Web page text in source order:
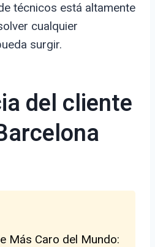
técnicos está altamente
cualquier
surgir.
del cliente
Más Caro del Mundo: